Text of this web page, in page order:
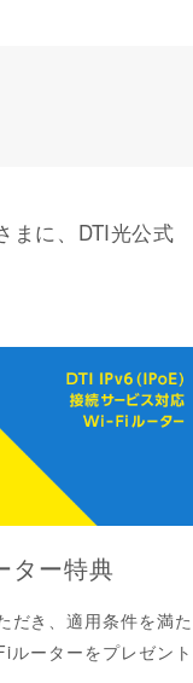
まに、DTI光公式
ター特典
だき、適用条件を満た
ルーターをプレゼント